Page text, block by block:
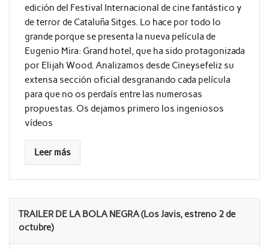
edición del Festival Internacional de cine fantástico y
de terror de Cataluña Sitges. Lo hace por todo lo
grande porque se presenta la nueva película de
Eugenio Mira: Grand hotel, que ha sido protagonizada
por Elijah Wood. Analizamos desde Cineysefeliz su
extensa sección oficial desgranando cada película
para que no os perdaís entre las numerosas
propuestas. Os dejamos primero los ingeniosos
vídeos
Leer más
TRAILER DE LA BOLA NEGRA (Los Javis, estreno 2 de
octubre)